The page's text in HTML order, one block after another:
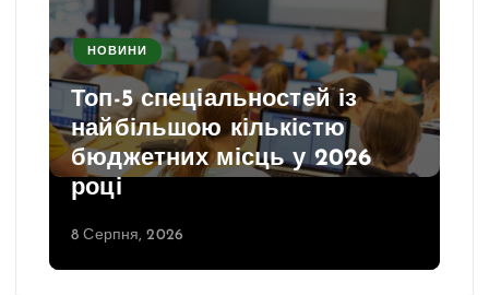
НОВИНИ
Топ-5 спеціальностей із
найбільшою кількістю
бюджетних місць у 2026
році
8 Серпня, 2026